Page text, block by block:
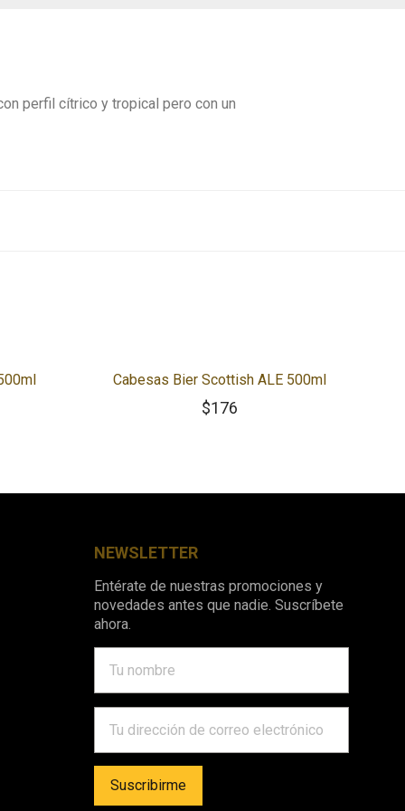
perfil cítrico y tropical pero con un
Cabesas Bier Scottish ALE 500ml
$176
NEWSLETTER
Entérate de nuestras promociones y
novedades antes que nadie. Suscríbete
ahora.